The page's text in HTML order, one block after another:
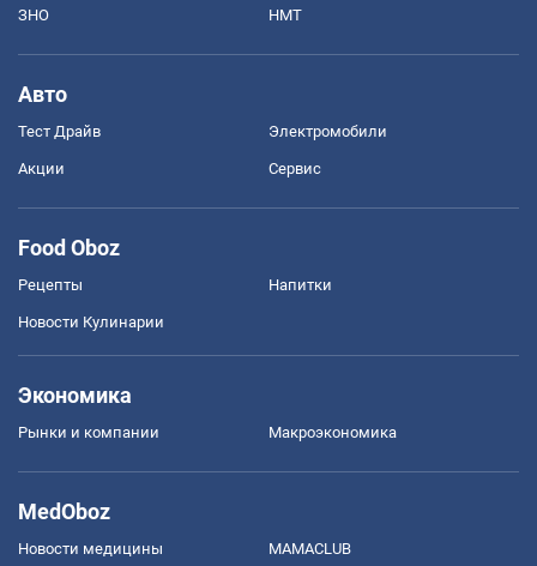
ЗНО НМТ
Авто
Тест Драйв Электромобили
Акции Сервис
Food Oboz
Рецепты Напитки
Новости Кулинарии
Экономика
Рынки и компании Mакроэкономика
MedOboz
Новости медицины MAMACLUB